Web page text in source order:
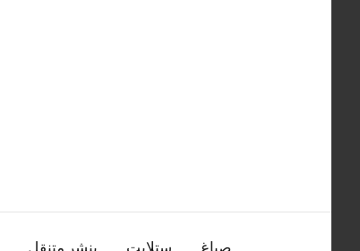
صباغ ستلايت بنشر متنقل